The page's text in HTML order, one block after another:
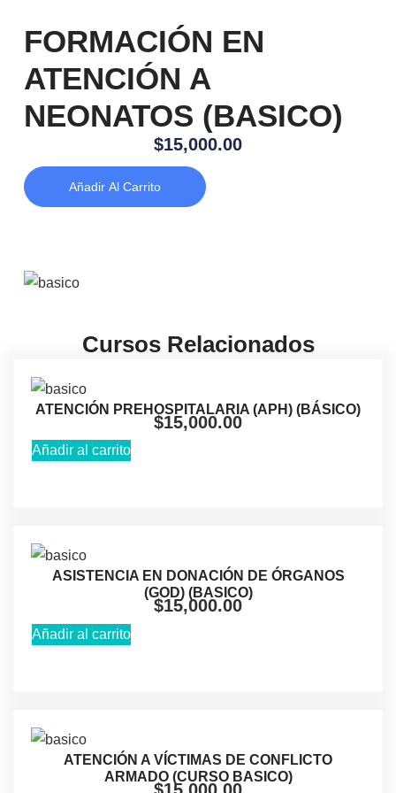
FORMACIÓN EN
ATENCIÓN A
NEONATOS (BASICO)
$15,000.00
Añadir Al Carrito
Cursos Relacionados
ATENCIÓN PREHOSPITALARIA (APH) (BÁSICO)
$15,000.00
Añadir al carrito
ASISTENCIA EN DONACIÓN DE ÓRGANOS
(GOD) (BASICO)
$15,000.00
Añadir al carrito
ATENCIÓN A VÍCTIMAS DE CONFLICTO
ARMADO (CURSO BASICO)
$15,000.00